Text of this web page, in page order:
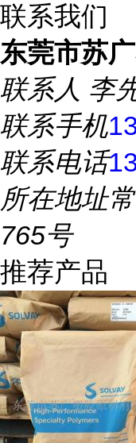
联系我们
东莞市苏
联系人 李
联系手机
联系电话
所在地址
765号
推荐产品